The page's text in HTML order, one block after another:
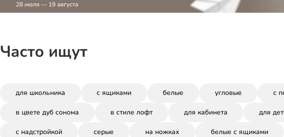
Часто ищут
для школьника с ящиками белые угловые с
в цвете дуб сонома в стиле лофт для кабинета для
с надстройкой серые на ножках белые с ящиками